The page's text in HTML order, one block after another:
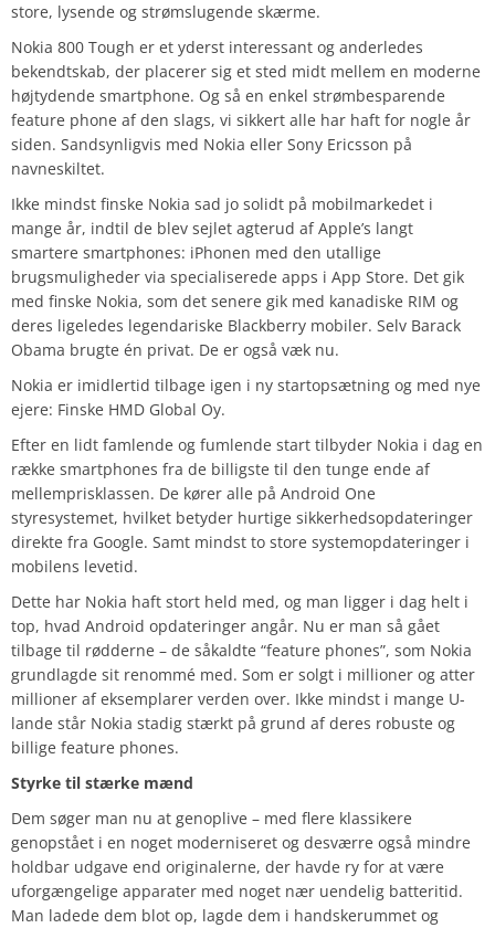
store, lysende og strømslugende skærme.
Nokia 800 Tough er et yderst interessant og anderledes
bekendtskab, der placerer sig et sted midt mellem en moderne
højtydende smartphone. Og så en enkel strømbesparende
feature phone af den slags, vi sikkert alle har haft for nogle år
siden. Sandsynligvis med Nokia eller Sony Ericsson på
navneskiltet.
Ikke mindst finske Nokia sad jo solidt på mobilmarkedet i
mange år, indtil de blev sejlet agterud af Apple’s langt
smartere smartphones: iPhonen med den utallige
brugsmuligheder via specialiserede apps i App Store. Det gik
med finske Nokia, som det senere gik med kanadiske RIM og
deres ligeledes legendariske Blackberry mobiler. Selv Barack
Obama brugte én privat. De er også væk nu.
Nokia er imidlertid tilbage igen i ny startopsætning og med nye
ejere: Finske HMD Global Oy.
Efter en lidt famlende og fumlende start tilbyder Nokia i dag en
række smartphones fra de billigste til den tunge ende af
mellemprisklassen. De kører alle på Android One
styresystemet, hvilket betyder hurtige sikkerhedsopdateringer
direkte fra Google. Samt mindst to store systemopdateringer i
mobilens levetid.
Dette har Nokia haft stort held med, og man ligger i dag helt i
top, hvad Android opdateringer angår. Nu er man så gået
tilbage til rødderne – de såkaldte “feature phones”, som Nokia
grundlagde sit renommé med. Som er solgt i millioner og atter
millioner af eksemplarer verden over. Ikke mindst i mange U-
lande står Nokia stadig stærkt på grund af deres robuste og
billige feature phones.
Styrke til stærke mænd
Dem søger man nu at genoplive – med flere klassikere
genopstået i en noget moderniseret og desværre også mindre
holdbar udgave end originalerne, der havde ry for at være
uforgængelige apparater med noget nær uendelig batteritid.
Man ladede dem blot op, lagde dem i handskerummet og